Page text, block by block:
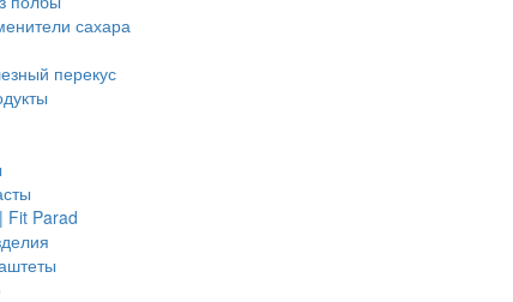
сахара
перекус
Fit Parad